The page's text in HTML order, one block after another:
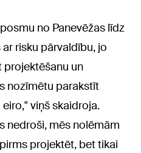
no Panevēžas līdz
risku pārvaldību, jo
projektēšanu un
nozīmētu parakstīt
viņš skaidroja.
nedroši, mēs nolēmām
projektēt, bet tikai